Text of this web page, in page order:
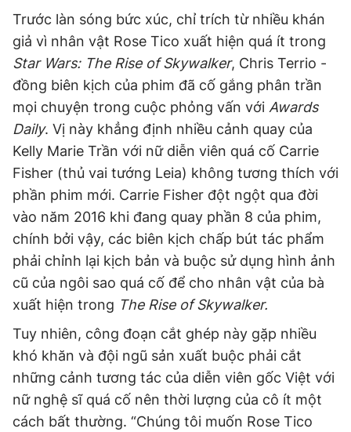
Trước làn sóng bức xúc, chỉ trích từ nhiều khán
giả vì nhân vật Rose Tico xuất hiện quá ít trong
Star Wars: The Rise of Skywalker, Chris Terrio -
đồng biên kịch của phim đã cố gắng phân trần
mọi chuyện trong cuộc phỏng vấn với Awards
Daily. Vị này khẳng định nhiều cảnh quay của
Kelly Marie Trần với nữ diễn viên quá cố Carrie
Fisher (thủ vai tướng Leia) không tương thích với
phần phim mới. Carrie Fisher đột ngột qua đời
vào năm 2016 khi đang quay phần 8 của phim,
chính bởi vậy, các biên kịch chấp bút tác phẩm
phải chỉnh lại kịch bản và buộc sử dụng hình ảnh
cũ của ngôi sao quá cố để cho nhân vật của bà
xuất hiện trong The Rise of Skywalker.
Tuy nhiên, công đoạn cắt ghép này gặp nhiều
khó khăn và đội ngũ sản xuất buộc phải cắt
những cảnh tương tác của diễn viên gốc Việt với
nữ nghệ sĩ quá cố nên thời lượng của cô ít một
cách bất thường. “Chúng tôi muốn Rose Tico